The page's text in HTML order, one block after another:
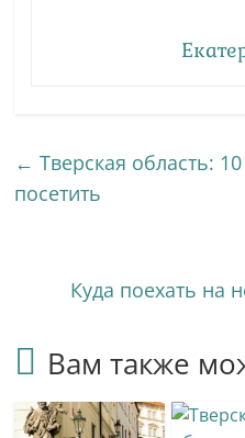
← Тверская область:
посетить
Куда поехать на
Вам также